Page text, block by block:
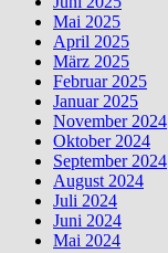
Mai 2025
April 2025
März 2025
Februar 2025
Januar 2025
November 2024
Oktober 2024
September 2024
August 2024
Juli 2024
Juni 2024
Mai 2024